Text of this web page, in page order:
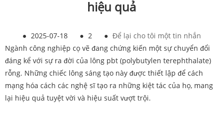
hiệu quả
● 2025-07-18 ● 2 ● Để lại cho tôi một tin nhắn
Ngành công nghiệp cọ vẽ đang chứng kiến ​​một sự chuyển đổi
đáng kể với sự ra đời của lông pbt (polybutylen terephthalate)
rỗng. Những chiếc lông sáng tạo này được thiết lập để cách
mạng hóa cách các nghệ sĩ tạo ra những kiệt tác của họ, mang
lại hiệu quả tuyệt vời và hiệu suất vượt trội.